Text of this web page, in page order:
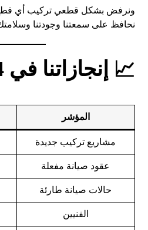
ونرفض بشكل قطعي تركيب أي قطع
نحافظ على سمعتنا وجودتنا
📈 إنجازاتنا في 2024
المؤشر
مشاريع تركيب جديدة
عقود صيانة مفعلة
حالات صيانة طارئة
الفنيين